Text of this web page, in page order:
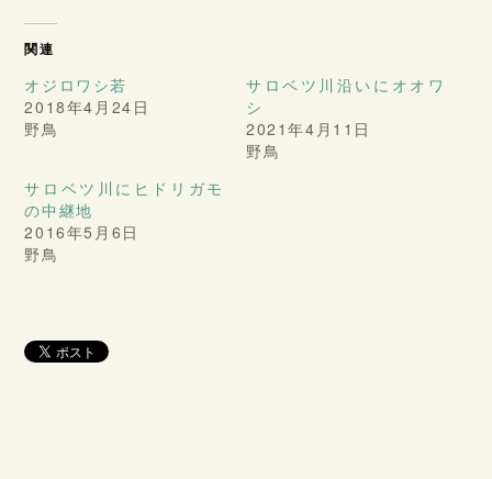
関連
オジロワシ若
2018年4月24日
野鳥
サロベツ川沿いにオオワ
シ
2021年4月11日
野鳥
サロベツ川にヒドリガモ
の中継地
2016年5月6日
野鳥